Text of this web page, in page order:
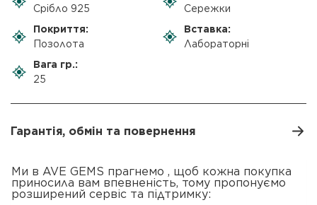
Срібло 925
Сережки
Покриття:
Позолота
Вставка:
Лабораторні
Вага гр.:
25
Гарантія, обмін та повернення
Ми в AVE GEMS прагнемо , щоб кожна покупка
приносила вам впевненість, тому пропонуємо
розширений сервіс та підтримку: